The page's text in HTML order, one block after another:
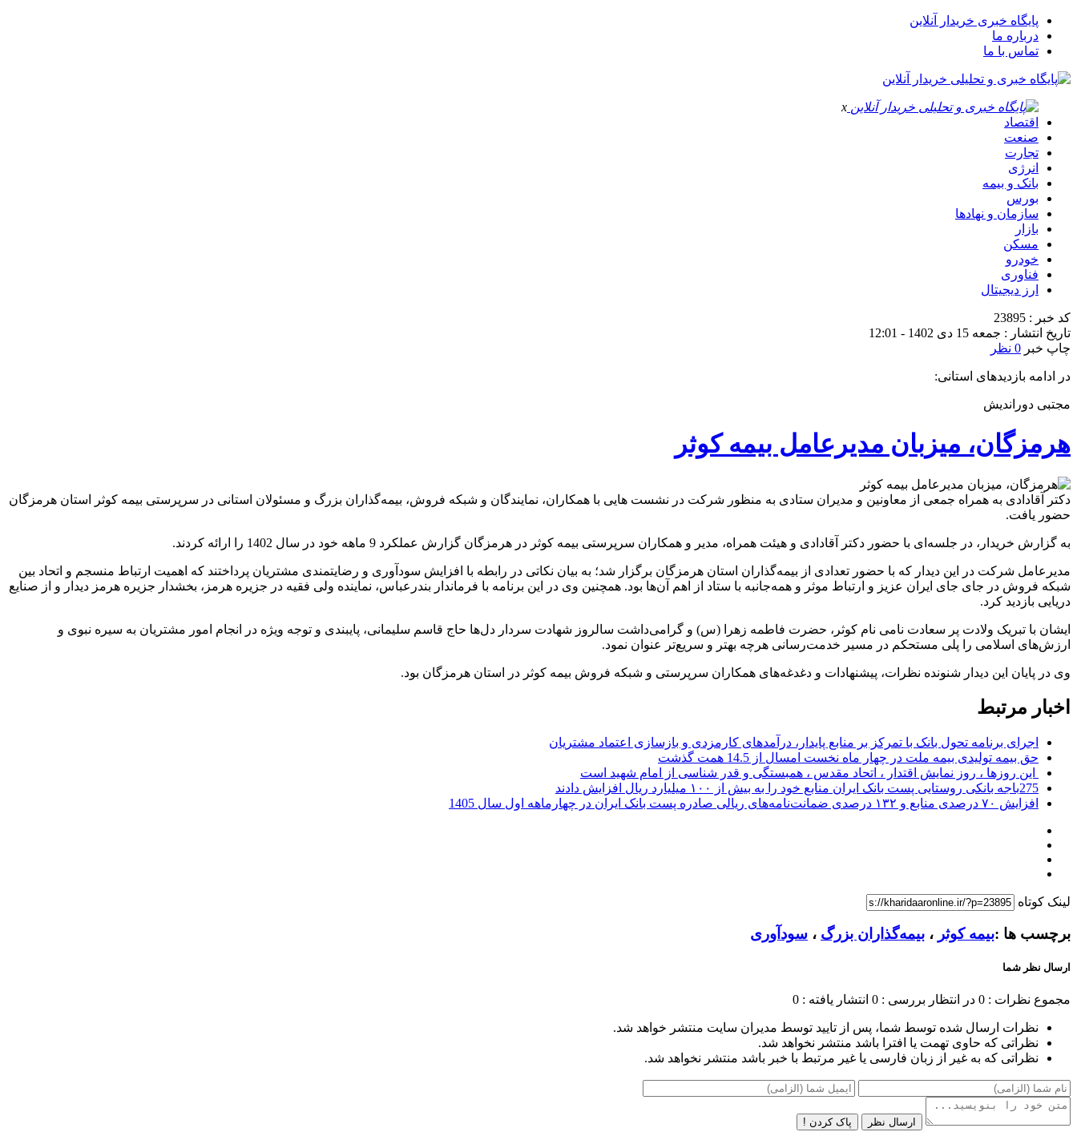
پایگاه خبری خریدار آنلاین
درباره ما
تماس با ما
x
اقتصاد
صنعت
تجارت
انرژی
بانک و بیمه
بورس
سازمان و نهادها
بازار
مسکن
خودرو
فناوری
ارز دیجیتال
کد خبر : 23895
تاریخ انتشار : جمعه 15 دی 1402 - 12:01
چاپ خبر 0 نظر
در ادامه بازدیدهای استانی:
مجتبی دوراندیش
هرمزگان، میزبان مدیرعامل بیمه کوثر
دکتر آقادادی به همراه جمعی از معاونین و مدیران ستادی به منظور شرکت در نشست هایی با همکاران، نمایندگان و شبکه فروش، بیمه‌گذاران بزرگ و مسئولان استانی در سرپرستی بیمه کوثر استان هرمزگان
حضور یافت.
به گزارش خریدار، در جلسه‌ای با حضور دکتر آقادادی و هیئت همراه، مدیر و همکاران سرپرستی بیمه کوثر در هرمزگان گزارش عملکرد 9 ماهه خود در سال 1402 را ارائه کردند.
مدیرعامل شرکت در این دیدار که با حضور تعدادی از بیمه‌گذاران استان هرمزگان برگزار شد؛ به بیان نکاتی در رابطه با افزایش سودآوری و رضایتمندی مشتریان پرداختند که اهمیت ارتباط منسجم و اتحاد بین
شبکه فروش در جای جای ایران عزیز و ارتباط موثر و همه‌جانبه با ستاد از اهم آن‌ها بود. همچنین وی در این برنامه با فرماندار بندرعباس، نماینده ولی فقیه در جزیره هرمز، بخشدار جزیره هرمز دیدار و از صنایع
دریایی بازدید کرد.
ایشان با تبریک ولادت پر سعادت نامی نام کوثر، حضرت فاطمه زهرا (س) و گرامی‌داشت سالروز شهادت سردار دل‌ها حاج قاسم سلیمانی، پایبندی و توجه ویژه در انجام امور مشتریان به سیره نبوی و
ارزش‌های اسلامی را پلی مستحکم در مسیر خدمت‌رسانی هرچه بهتر و سریع‌تر عنوان نمود.
وی در پایان این دیدار شنونده نظرات، پیشنهادات و دغدغه‌های همکاران سرپرستی و شبکه فروش بیمه کوثر در استان هرمزگان بود.
اخبار مرتبط
اجرای برنامه تحول بانک با تمرکز بر منابع پایدار، درآمدهای کارمزدی و بازسازی اعتماد مشتریان
حق بیمه تولیدی بیمه ملت در چهار ماه نخست امسال از 14.5 همت گذشت
این روزها ، روز نمایش اقتدار ، اتحاد مقدس ، همبستگی و قدر شناسی از امام شهید است
275باجه بانکی روستایی پست بانک ایران منابع خود را به بیش از ۱۰۰ میلیارد ریال افزایش دادند
افزایش ۷۰ درصدی منابع و ۱۳۲ درصدی ضمانت‌نامه‌های ریالی صادره پست بانک ایران در چهارماهه اول سال 1405
لینک کوتاه
برچسب ها :بیمه کوثر ، بیمه‌گذاران بزرگ ، سودآوری
ارسال نظر شما
مجموع نظرات : 0 در انتظار بررسی : 0 انتشار یافته : 0
نظرات ارسال شده توسط شما، پس از تایید توسط مدیران سایت منتشر خواهد شد.
نظراتی که حاوی تهمت یا افترا باشد منتشر نخواهد شد.
نظراتی که به غیر از زبان فارسی یا غیر مرتبط با خبر باشد منتشر نخواهد شد.
ارسال نظر پاک کردن !